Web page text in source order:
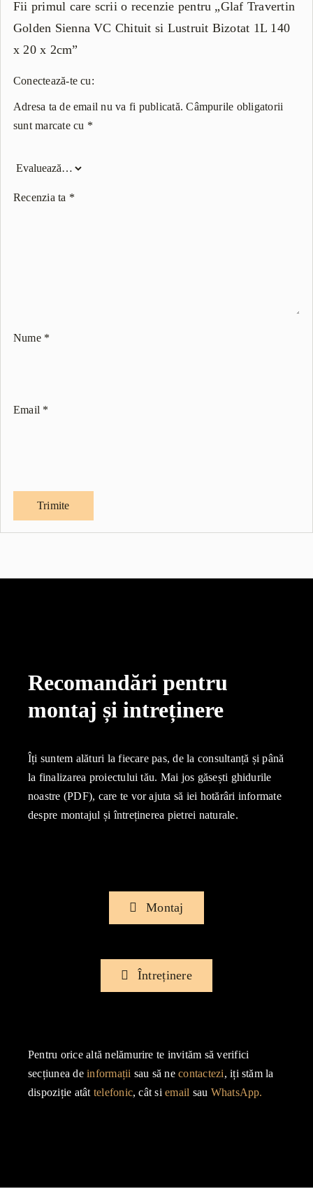
Fii primul care scrii o recenzie pentru „Glaf Travertin
Golden Sienna VC Chituit si Lustruit Bizotat 1L 140
x 20 x 2cm”
Conectează-te cu:
Adresa ta de email nu va fi publicată. Câmpurile obligatorii
sunt marcate cu *
Recenzia ta *
Nume *
Email *
Recomandări pentru
montaj și intreținere
Îți suntem alături la fiecare pas, de la consultanță și până
la finalizarea proiectului tău. Mai jos găsești ghidurile
noastre (PDF), care te vor ajuta să iei hotărâri informate
despre montajul și întreținerea pietrei naturale.
Montaj
Întreținere
Pentru orice altă nelămurire te invităm să verifici
secțiunea deinformații sau să necontactezi, iți stăm la
dispoziție atât telefonic, cât siemail sau WhatsApp.